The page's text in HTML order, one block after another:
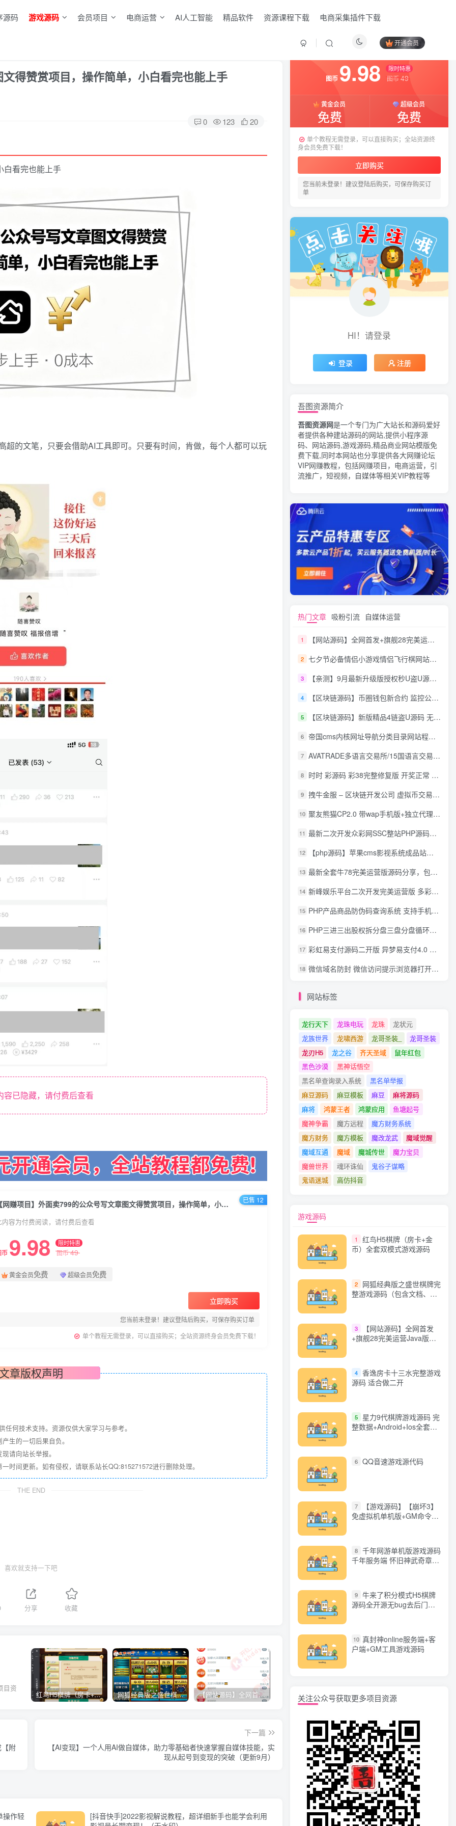
源码 游戏源码 会员项目 电商运营 AI人工智能 精品软件 资源课程下载 电商采集插件下载
开通会员
得赞赏项目，操作简单，小白看完也能上手
0 123 20
白看完也能上手
的文笔，只要会借助AI工具即可。只要有时间，肯做，每个人都可以玩
已隐藏，请付费后查看
【网赚项目】外面卖799的公众号写文章图文得赞赏项目，操作简单，小白看完也能上手
内容为付费阅读，请付费后查看
币 9.98 限时特惠
图币49
黄金会员免费 超级会员免费
立即购买
您当前未登录！建议登陆后购买，可保存购买订单
单个教程无需登录，可以直接购买；全站资源终身会员免费下载！
已售 12
章版权声明
何技术支持。资源仅供大家学习与参考。
生的一切后果自负。
请向站长举报。
时间更新。如有侵权，请联系站长QQ:815271572进行删除处理。
THE END
喜欢就支持一下吧
分享 收藏
目资
红鸟H5棋牌（房卡+金币）全套双模式游戏源码 网狐经典版之盛世棋牌完整游戏源码（包含文档、架设教程、网站、源代码等） 【网站源码】全网首发+旗舰28完美运营Java版高仿28圈+彩种丰富+机器人+眯牌 香逸房卡十三水完整游戏源码 适合做二开
附
下一篇
【AI变现】一个人用AI做自媒体，助力零基础者快速掌握自媒体技能，实
现从起号到变现的突破（更新9月）
操作轻
[抖音快手]2022影视解说教程，超详细新手也能学会利用
HI！请登录
登录 注册
付费阅读
图币 9.98 限时特惠
图币 49
黄金会员
免费
超级会员
免费
单个教程无需登录，可以直接购买；全站资源终
身会员免费下载！
立即购买
您当前未登录！建议登陆后购买，可保存购买订
单
HI！请登录
登录 注册
吾图资源简介
吾图资源网是一个专门为广大站长和源码爱好
者提供各种建站源码的网站,提供小程序源
码、网站源码,游戏源码,精品商业网站模版免
费下载,同时本网站也分享提供各大网赚论坛
VIP网赚教程，包括网赚项目，电商运营，引
流推广，短视频，自媒体等相关VIP教程等
热门文章 吸粉引流 自媒体运营
1 【网站源码】全网首发+旗舰28完美运营Java版高仿28圈+彩种丰富+机器人+眯牌
2 七夕节必备情侣小游戏情侣飞行棋网站源码
3 【亲测】9月最新升级版授权秒U盗U源码/四链盗U源码/自带提币接口
4 【区块链源码】币圈钱包新合约 监控公链转账地址 尾数模拟转账数据生成 0 U攻击带安装说明
5 【区块链源码】新版精品4链盗U源码 无限开代理模式 后台 代理数据可看 包含搭建教程
6 帝国cms内核网址导航分类目录网站程序源码
7 AVATRADE多语言交易所/15国语言交易所/合约交易/期权交易/币币交易/申购/矿机/风控/前端wap/pc纯源码/带搭建教程
8 时时 彩源码 彩38完整修复版 开奖正常 带手机wap
9 拽牛金服 – 区块链开发公司 虚拟币交易系统 虚拟币交易平台开发 虚拟币ico众
10 聚友熊猫CP2.0 带wap手机版+独立代理后台+整站打包全开源
11 最新二次开发众彩网SSC整站PHP源码+WAP手机版+KJ采集器+集成云端在线充值
12 【php源码】苹果cms影视系统成品站打包+电影先生6.1.1模板优化版+15W+数据
13 最新全套牛78完美运营版源码分享，包含了资源组件+脚本程序
14 新峰娱乐平台二次开发完美运营版 多彩种多玩法 代理分红+积分兑换
15 PHP产品商品防伪码查询系统 支持手机防假验证网站建设 防伪码自动生成 批量导入
16 PHP三进三出股权拆分盘三盘分盘循环拆分系统源码
17 彩虹易支付源码二开版 异梦易支付4.0 可对接官方/易支付/码支付 去除后门 美化用户中心
18 微信域名防封 微信访问提示浏览器打开 非微信访问直接打开预防域名被封域名被封包换服务
网站标签
龙行天下 龙珠电玩 龙珠
龙状元
龙族世界
龙啸西游 龙哥圣装_
龙哥圣装
龙刃H5
龙之谷 齐天圣域
鼠年红包
黑色沙漠
黑神话悟空
黑名单查询录入系统
黑名单举报
麻豆源码
麻豆模板 麻豆
麻将源码
麻将
鸿蒙王者 鸿蒙应用
鱼塘起号
魔神争霸
魔方远程
魔方财务系统
魔方财务
魔方模板 魔改龙武
魔域觉醒
魔域互通
魔域 魔城传世
魔力宝贝
魔兽世界
魂环诛仙
鬼谷子谋略
鬼语迷城
高仿抖音
游戏源码
1
红鸟H5棋牌（房卡+金
币）全套双模式游戏源码
2
网狐经典版之盛世棋牌完
整游戏源码（包含文档、架
3
【网站源码】全网首发
+旗舰28完美运营Java版高
4 香逸房卡十三水完整游戏
源码 适合做二开
5
星力9代棋牌游戏源码 完
整数据+Android+Ios全套
6 QQ音速游戏源代码
7
【游戏源码】【崩坏3】
免虚拟机单机版+GM命令
8 千年网游单机版游戏源码
千年服务端 怀旧神武奇章一
9 牛来了积分模式H5棋牌
源码全开源无bug去后门无
10 真封神online服务端+客
户端+GM工具游戏源码
关注公众号获取更多项目资源